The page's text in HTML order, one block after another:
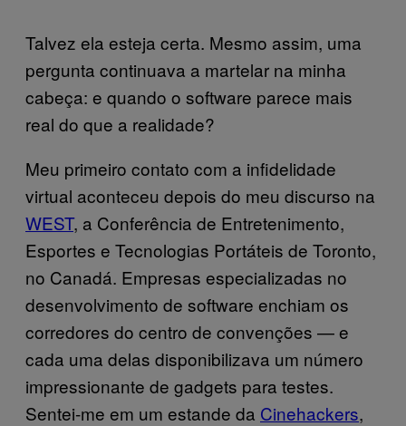
Talvez ela esteja certa. Mesmo assim, uma
pergunta continuava a martelar na minha
cabeça: e quando o software parece mais
real do que a realidade?
Meu primeiro contato com a infidelidade
virtual aconteceu depois do meu discurso na
WEST, a Conferência de Entretenimento,
Esportes e Tecnologias Portáteis de Toronto,
no Canadá. Empresas especializadas no
desenvolvimento de software enchiam os
corredores do centro de convenções — e
cada uma delas disponibilizava um número
impressionante de gadgets para testes.
Sentei-me em um estande da Cinehackers,